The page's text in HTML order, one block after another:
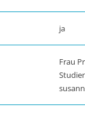
ja
Frau